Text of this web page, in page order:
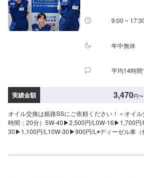
9:00 ~
年中無休
平均14時
実績金額 3,470円〜
オイル交換は姫路SSにご依頼ください！＜オイ
時間：20分）5W-40▶︎2,500円/L0W-16▶︎1,700
30▶︎1,100円/L10W-30▶︎900円/L◉ディーゼル車（